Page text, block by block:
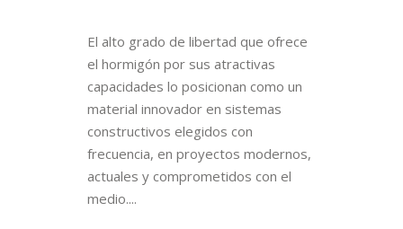
El alto grado de libertad que ofrece
el hormigón por sus atractivas
capacidades lo posicionan como un
material innovador en sistemas
constructivos elegidos con
frecuencia, en proyectos modernos,
actuales y comprometidos con el
medio....